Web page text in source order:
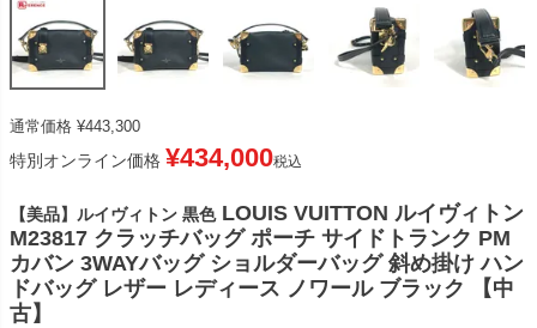
通常価格 ¥443,300
特別オンライン価格 ¥434,000税込
【美品】ルイヴィトン 黒色 LOUIS VUITTON ルイヴィトン
M23817 クラッチバッグ ポーチ サイドトランク PM
カバン 3WAYバッグ ショルダーバッグ 斜め掛け ハン
ドバッグ レザー レディース ノワール ブラック 【中
古】